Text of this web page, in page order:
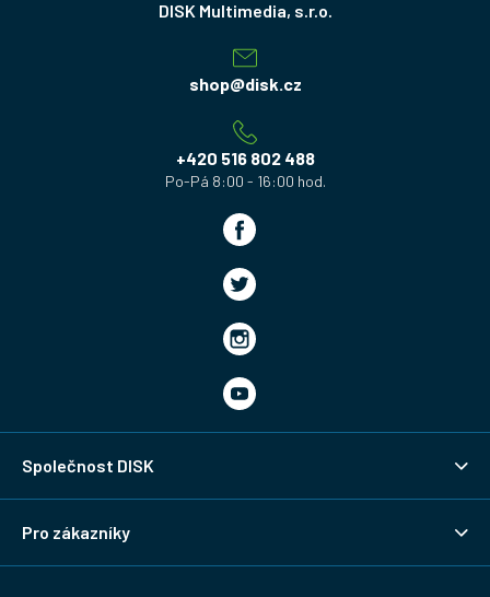
shop@disk.cz
+420 516 802 488
Společnost DISK
Pro zákazníky